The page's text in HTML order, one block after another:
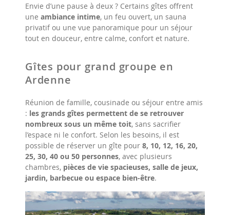
Envie d’une pause à deux ? Certains gîtes offrent
une ambiance intime, un feu ouvert, un sauna
privatif ou une vue panoramique pour un séjour
tout en douceur, entre calme, confort et nature.
Gîtes pour grand groupe en
Ardenne
Réunion de famille, cousinade ou séjour entre amis
: les grands gîtes permettent de se retrouver
nombreux sous un même toit, sans sacrifier
l’espace ni le confort. Selon les besoins, il est
possible de réserver un gîte pour 8, 10, 12, 16, 20,
25, 30, 40 ou 50 personnes, avec plusieurs
chambres, pièces de vie spacieuses, salle de jeux,
jardin, barbecue ou espace bien-être.